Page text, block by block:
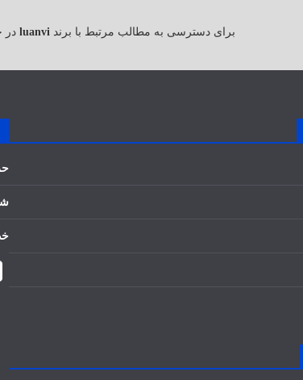
برای دسترسی به مطالب مرتبط با برند luanvi در